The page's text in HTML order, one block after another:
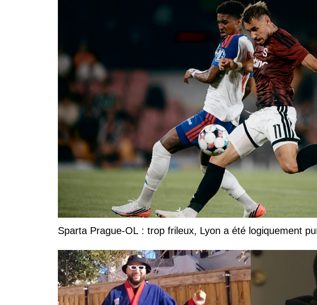
Sparta Prague-OL : trop frileux, Lyon a été logiquement